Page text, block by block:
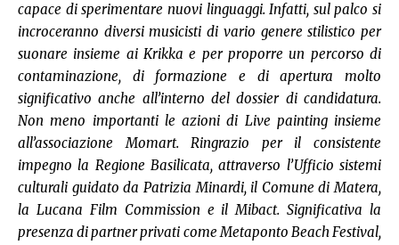
capace di sperimentare nuovi linguaggi. Infatti, sul palco si
incroceranno diversi musicisti di vario genere stilistico per
suonare insieme ai Krikka e per proporre un percorso di
contaminazione, di formazione e di apertura molto
significativo anche all’interno del dossier di candidatura.
Non meno importanti le azioni di Live painting insieme
all’associazione Momart. Ringrazio per il consistente
impegno la Regione Basilicata, attraverso l’Ufficio sistemi
culturali guidato da Patrizia Minardi, il Comune di Matera,
la Lucana Film Commission e il Mibact. Significativa la
presenza di partner privati come Metaponto Beach Festival,